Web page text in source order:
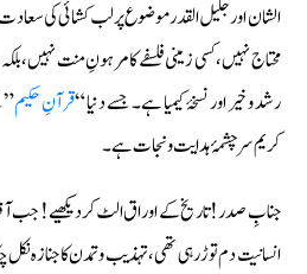
الشان اور جليل القدر موضوع پر لب کشائی کی
محتاج نہیں، کسی زمینی فلسفے کا مرہونِ منت نہیں،
رشد و خیر اور نسخۂ کیمیا ہے۔ جسے دنیا “قرآنِ حکیم”
کریم سرچشمۂ ہدایت ونجات ہے۔
جنابِ صدر! تاریخ کے اوراق الٹ کر دیکھیے!
انسانیت دم توڑ رہی تھی، تہذیب و تمدن کا جنازہ نکل